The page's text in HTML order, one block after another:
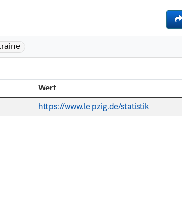
Wert
https://www.leipzig.de/statistik